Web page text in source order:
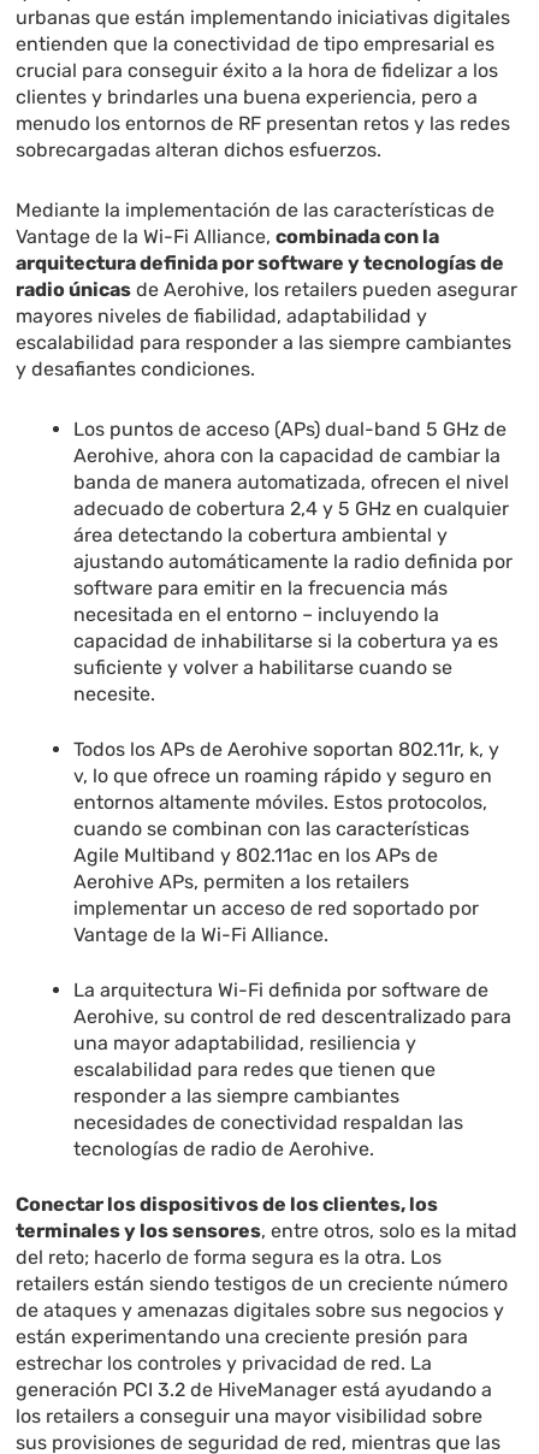
urbanas que están implementando iniciativas digitales
entienden que la conectividad de tipo empresarial es
crucial para conseguir éxito a la hora de fidelizar a los
clientes y brindarles una buena experiencia, pero a
menudo los entornos de RF presentan retos y las redes
sobrecargadas alteran dichos esfuerzos.
Mediante la implementación de las características de
Vantage de la Wi-Fi Alliance,combinada con la
arquitectura definida por software y tecnologías de
radio únicas de Aerohive, los retailers pueden asegurar
mayores niveles de fiabilidad, adaptabilidad y
escalabilidad para responder a las siempre cambiantes
y desafiantes condiciones.
Los puntos de acceso (APs) dual-band 5 GHz de
Aerohive, ahora con la capacidad de cambiar la
banda de manera automatizada, ofrecen el nivel
adecuado de cobertura 2,4 y 5 GHz en cualquier
área detectando la cobertura ambiental y
ajustando automáticamente la radio definida por
software para emitir en la frecuencia más
necesitada en el entorno – incluyendo la
capacidad de inhabilitarse si la cobertura ya es
suficiente y volver a habilitarse cuando se
necesite.
Todos los APs de Aerohive soportan 802.11r, k, y
v, lo que ofrece un roaming rápido y seguro en
entornos altamente móviles. Estos protocolos,
cuando se combinan con las características
Agile Multiband y 802.11ac en los APs de
Aerohive APs, permiten a los retailers
implementar un acceso de red soportado por
Vantage de la Wi-Fi Alliance.
La arquitectura Wi-Fi definida por software de
Aerohive, su control de red descentralizado para
una mayor adaptabilidad, resiliencia y
escalabilidad para redes que tienen que
responder a las siempre cambiantes
necesidades de conectividad respaldan las
tecnologías de radio de Aerohive.
Conectar los dispositivos de los clientes, los
terminales y los sensores, entre otros, solo es la mitad
del reto; hacerlo de forma segura es la otra. Los
retailers están siendo testigos de un creciente número
de ataques y amenazas digitales sobre sus negocios y
están experimentando una creciente presión para
estrechar los controles y privacidad de red. La
generación PCI 3.2 de HiveManager está ayudando a
los retailers a conseguir una mayor visibilidad sobre
sus provisiones de seguridad de red, mientras que las